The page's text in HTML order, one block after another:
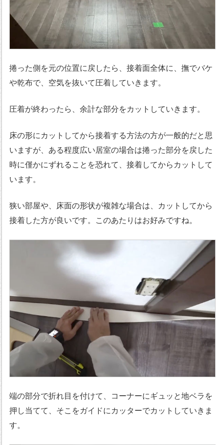
捲った側を元の位置に戻したら、接着面全体に、撫でバケ
や乾布で、空気を抜いて圧着していきます。
圧着が終わったら、余計な部分をカットしていきます。
床の形にカットしてから接着する方法の方が一般的だと思
いますが、ある程度広い居室の場合は捲った部分を戻した
時に僅かにずれることを恐れて、接着してからカットして
います。
狭い部屋や、床面の形状が複雑な場合は、カットしてから
接着した方が良いです。このあたりはお好みですね。
端の部分で折れ目を付けて、コーナーにギュッと地ベラを
押し当てて、そこをガイドにカッターでカットしていきま
す。